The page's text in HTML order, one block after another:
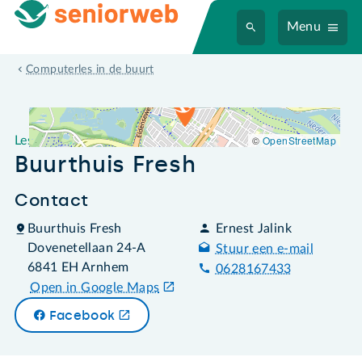
Menu
Computerles in de buurt
Leslocatie Buurthuis Fresh
Leslocatie
Buurthuis Fresh
Contact
Buurthuis Fresh
Dovenetellaan 24-A
6841 EH Arnhem
Open in Google Maps
Ernest Jalink
Stuur een e-mail
0628167433
Facebook
©OpenStreetMap